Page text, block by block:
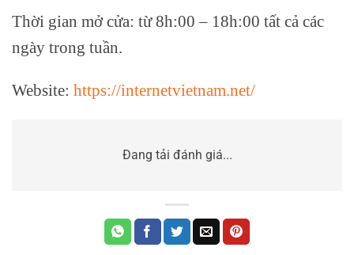
Thời gian mở cửa: từ 8h:00 – 18h:00 tất cả các
ngày trong tuần.
Website: https://internetvietnam.net/
Đang tải đánh giá...